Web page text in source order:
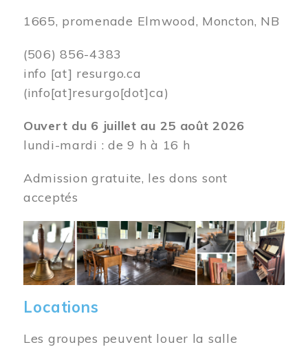
1665, promenade Elmwood, Moncton, NB
(506) 856-4383
info [at] resurgo.ca
(info[at]resurgo[dot]ca)
Ouvert du 6 juillet au 25 août 2026
lundi-mardi : de 9 h à 16 h
Admission gratuite, les dons sont
acceptés
Image
Locations
Les groupes peuvent louer la salle